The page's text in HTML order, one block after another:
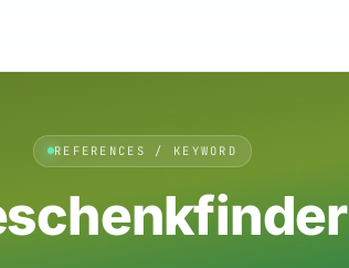
REFERENCES / KEYWORD